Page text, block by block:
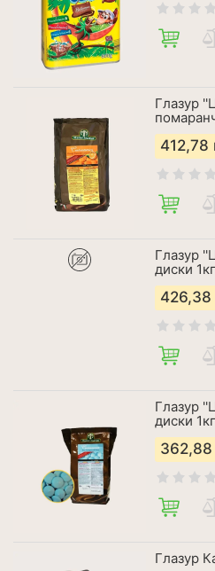
Глазур
412,78
Глазур
диски 1кг
426,38
Глазур
диски 1кг
362,88
Глазур